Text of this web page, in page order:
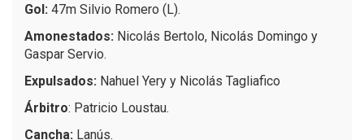
Gol: 47m Silvio Romero (L).
Amonestados: Nicolás Bertolo, Nicolás Domingo y
Gaspar Servio.
Expulsados: Nahuel Yery y Nicolás Tagliafico
Árbitro: Patricio Loustau.
Cancha: Lanús.